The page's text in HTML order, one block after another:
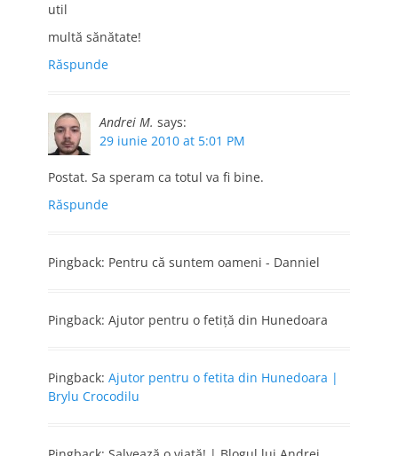
util
multă sănătate!
Răspunde
Andrei M. says:
29 iunie 2010 at 5:01 PM
Postat. Sa speram ca totul va fi bine.
Răspunde
Pingback: Pentru că suntem oameni - Danniel
Pingback: Ajutor pentru o fetiţă din Hunedoara
Pingback: Ajutor pentru o fetita din Hunedoara |
Brylu Crocodilu